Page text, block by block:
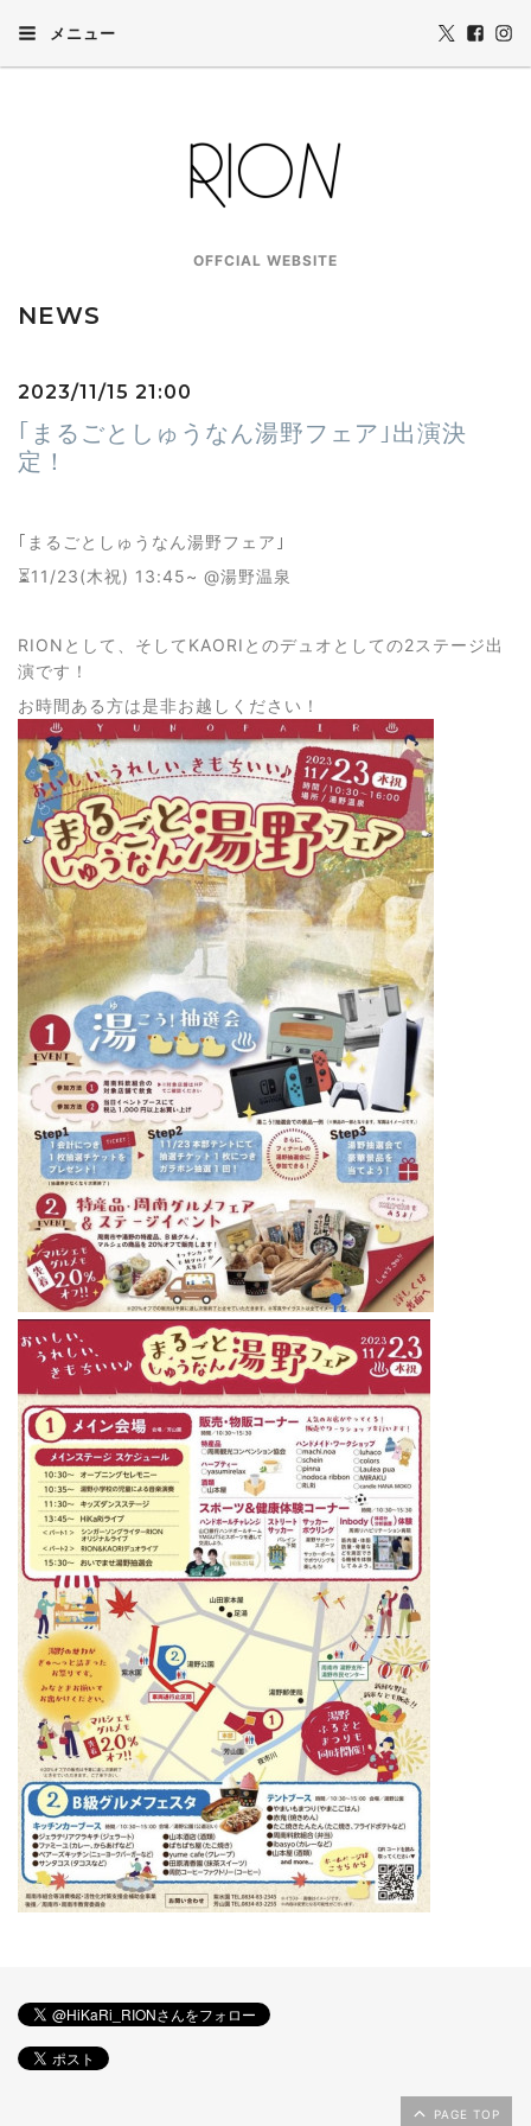
メニュー
OFFCIAL WEBSITE
NEWS
2023/11/15 21:00
｢まるごとしゅうなん湯野フェア｣出演決
定！
｢まるごとしゅうなん湯野フェア｣
⏳11/23(木祝) 13:45~ @湯野温泉
RIONとして、そしてKAORIとのデュオとしての2ステージ出
演です！
お時間ある方は是非お越しください！
PAGE TOP